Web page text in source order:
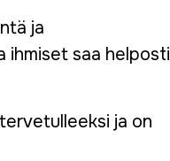
ja
ihmiset saa helposti
ja on